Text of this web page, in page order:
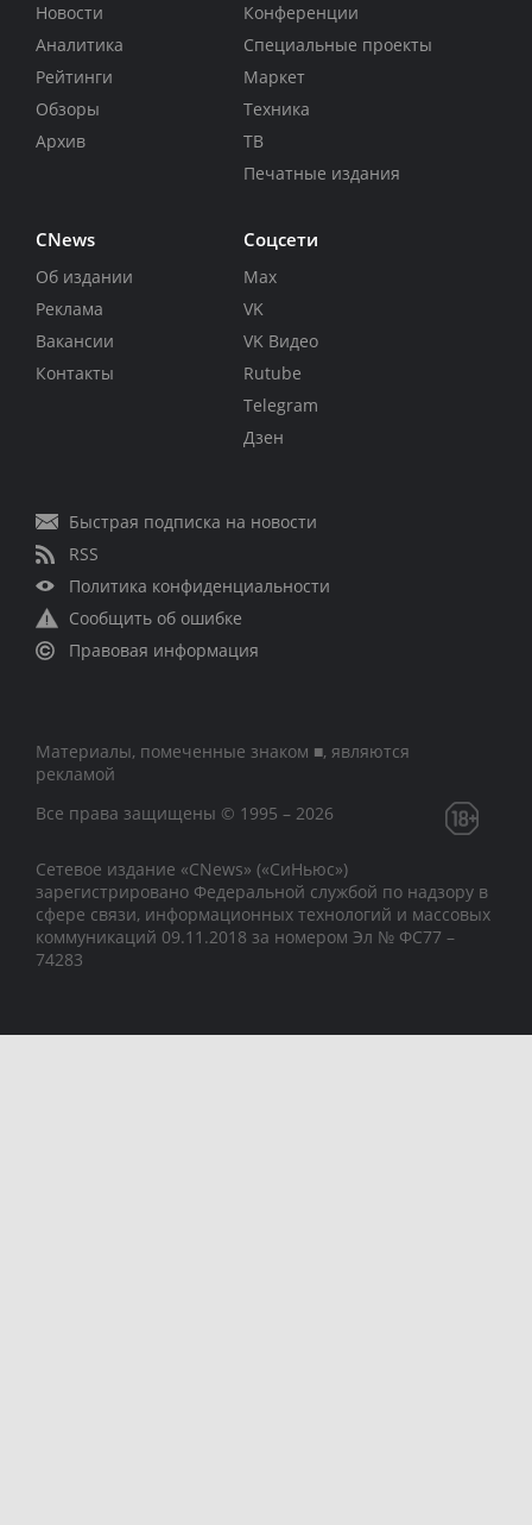
Новости
Аналитика
Рейтинги
Обзоры
Архив
Конференции
Специальные проекты
Маркет
Техника
ТВ
Печатные издания
CNews
Об издании
Реклама
Вакансии
Контакты
Соцсети
Max
VK
VK Видео
Rutube
Telegram
Дзен
Быстрая подписка на новости
RSS
Политика конфиденциальности
Сообщить об ошибке
Правовая информация
Материалы, помеченные знаком ■, являются
рекламой
Все права защищены © 1995 – 2026
Сетевое издание «CNews» («СиНьюс»)
зарегистрировано Федеральной службой по надзору в
сфере связи, информационных технологий и массовых
коммуникаций 09.11.2018 за номером Эл № ФС77 –
74283